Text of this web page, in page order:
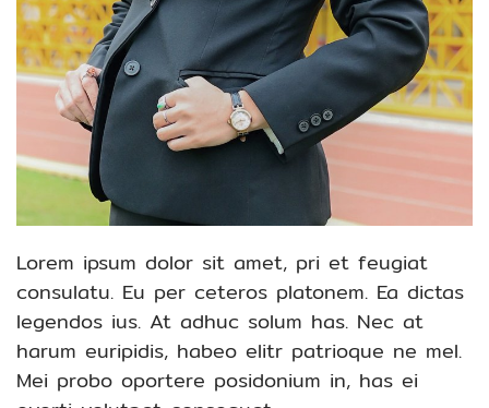
Lorem ipsum dolor sit amet, pri et feugiat
consulatu. Eu per ceteros platonem. Ea dictas
legendos ius. At adhuc solum has. Nec at
harum euripidis, habeo elitr patrioque ne mel.
Mei probo oportere posidonium in, has ei